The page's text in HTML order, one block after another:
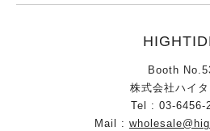
Booth
株式会社ハイ
Tel : 03-6456-
Mail :